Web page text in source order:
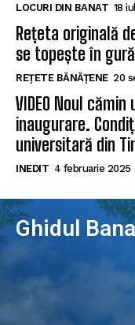
LOCURI DIN BANAT 18
Rețeta originală
se topește în
REȚETE BĂNĂȚENE 20
VIDEO Noul
inaugurare.
universitară din
INEDIT 4 februarie 2025
Ghidul